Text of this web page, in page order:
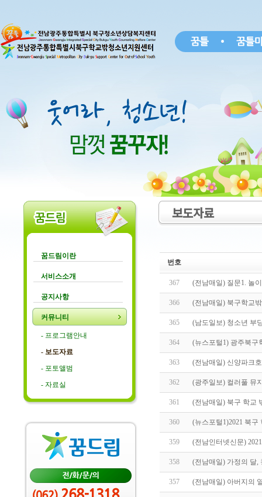
꿈드림이란
서비스소개
공지사항
커뮤니티
- 프로그램안내
- 보도자료
- 포토앨범
- 자료실
보도자료
번호
367 (전남매일) 질문1. 놀
366 (전남매일) 북구학교
365 (남도일보) 청소년 부
364 (뉴스포털1) 광주북
363 (전남매일) 신양파크
362 (광주일보) 컬러풀 뮤
361 (전남매일) 북구 학교
360 (뉴스포털1)2021 북
359 (전남인터넷신문)
358 (전남매일) 가정의 달,
357 (전남매일) 아버지의